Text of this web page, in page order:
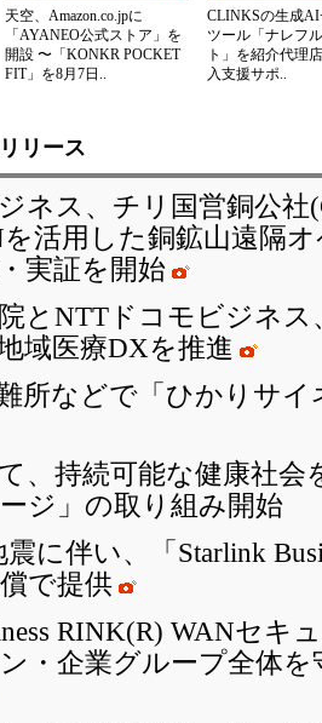
天空、Amazon.co.jpに
「AYANEO公式ストア」を
開設 〜「KONKR POCKET
FIT」を8月7日..
CLINKSの生成
ツール「ナレフ
ト」を紹介代理
入支援サポ..
リース
ネス、チリ国営銅公社
活用した銅鉱山遠隔
実証を開始
とNTTドコモビジネ
域医療DXを推進
所などで「ひかりサ
、持続可能な健康社
ジ」の取り組み開始
に伴い、「Starlink
で提供
RINK(R) WANセ
・企業グループ全体を